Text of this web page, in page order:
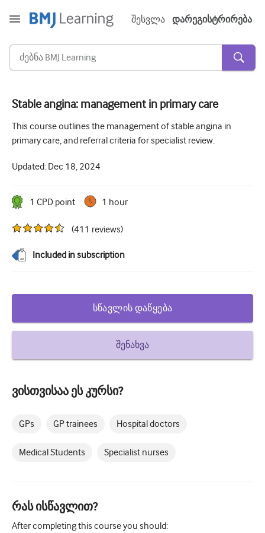
შესვლა დარეგისტრირება
მწვავე და გადაუდებელი
ალერგია
კარდიოლოგია
დერმატოლოგია
ოტორინოლარინგოლოგია
გასტროენტეროლოგია
ფსიქიკური ჯანმრთელობის
კუნთოვანი
ოფთალმოლოგია
Stable angina: management in primary care
This course outlines the management of stable angina in
primary care, and referral criteria for specialist review.
Updated: Dec 18, 2024
1 CPD point 1 hour
(411 reviews)
Included in subscription
სწავლის დაწყება
შენახვა
ვისთვისაა ეს კურსი?
GPs GP trainees Hospital doctors
Medical Students Specialist nurses
რას ისწავლით?
After completing this course you should: